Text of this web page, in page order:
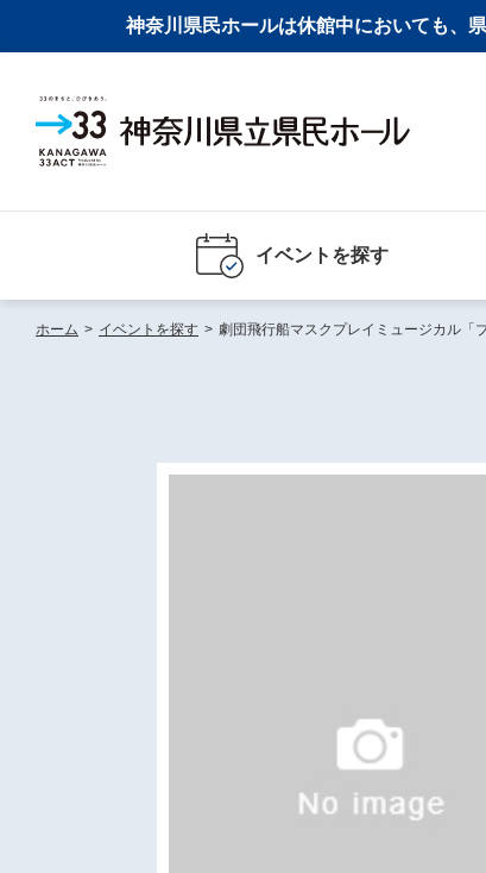
神奈川県民ホールは休館中においても、
イベントを探す
ホーム > イベントを探す > 劇団飛行船マスクプレイミュージカル「